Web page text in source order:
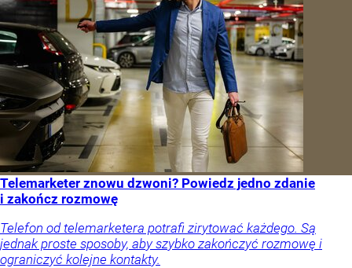
Telemarketer znowu dzwoni? Powiedz jedno zdanie
i zakończ rozmowę
Telefon od telemarketera potrafi zirytować każdego. Są
jednak proste sposoby, aby szybko zakończyć rozmowę i
ograniczyć kolejne kontakty.